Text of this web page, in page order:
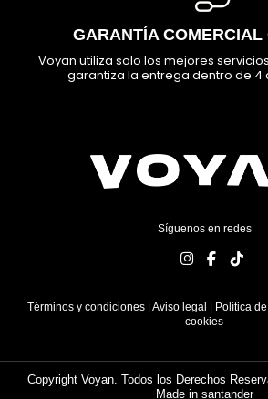
GARANTÍA
Voyan utiliza solo los mejores
garantiza la entrega dentro de 4
Síguenos en redes
Términos y condiciones| Aviso legal Política
cookies
Copyright Voyan. Todos los Derechos
Made in santander